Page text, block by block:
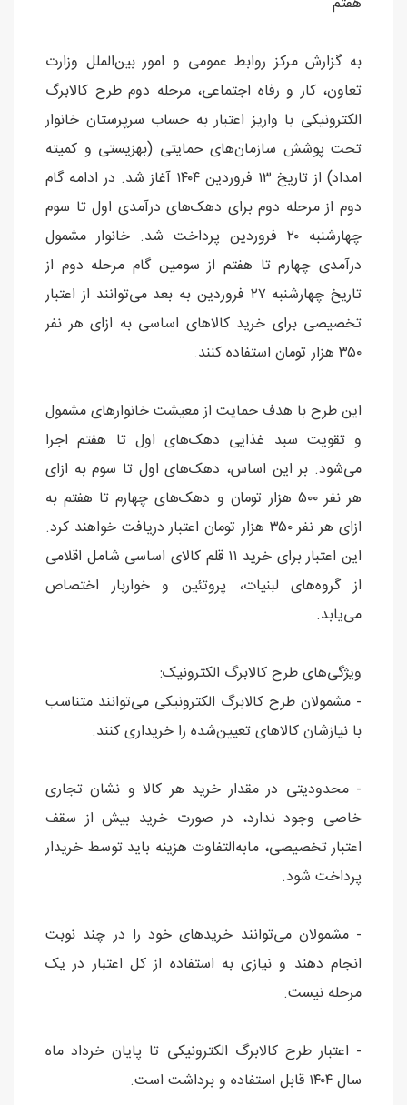
به گزارش مرکز روابط عمومی و امور بین‌الملل وزارت
تعاون، کار و رفاه اجتماعی، مرحله دوم طرح کالابرگ
الکترونیکی با واریز اعتبار به حساب سرپرستان خانوار
تحت پوشش سازمان‌های حمایتی (بهزیستی و کمیته
امداد) از تاریخ ۱۳ فروردین ۱۴۰۴ آغاز شد. در ادامه گام
دوم از مرحله دوم برای دهک‌های درآمدی اول تا سوم
چهارشنبه ۲۰ فروردین پرداخت شد. خانوار‌ مشمول
درآمدی چهارم تا هفتم از سومین گام مرحله دوم از
تاریخ چهارشنبه ۲۷ فروردین به بعد می‌توانند از اعتبار
تخصیصی برای خرید کالا‌های اساسی به ازای هر نفر
۳۵۰ هزار تومان استفاده کنند.
این طرح با هدف حمایت از معیشت خانوار‌های مشمول
و تقویت سبد غذایی دهک‌های اول تا هفتم اجرا
می‌شود. بر این اساس، دهک‌های اول تا سوم به ازای
هر نفر ۵۰۰ هزار تومان و دهک‌های چهارم تا هفتم به
ازای هر نفر ۳۵۰ هزار تومان اعتبار دریافت خواهند کرد.
این اعتبار برای خرید ۱۱ قلم کالای اساسی شامل اقلامی
از گروه‌های لبنیات، پروتئین و خواربار اختصاص
می‌یابد.
ویژگی‌های طرح کالابرگ الکترونیک:
- مشمولان طرح کالابرگ الکترونیکی می‌توانند متناسب
با نیازشان کالا‌های تعیین‌شده را خریداری کنند.
- محدودیتی در مقدار خرید هر کالا و نشان تجاری
خاصی وجود ندارد، در صورت خرید بیش از سقف
اعتبار تخصیصی، مابه‌التفاوت هزینه باید توسط خریدار
پرداخت شود.
- مشمولان می‌توانند خرید‌های خود را در چند نوبت
انجام دهند و نیازی به استفاده از کل اعتبار در یک
مرحله نیست.
- اعتبار طرح کالابرگ الکترونیکی تا پایان خرداد ماه
سال ۱۴۰۴ قابل استفاده و برداشت است.